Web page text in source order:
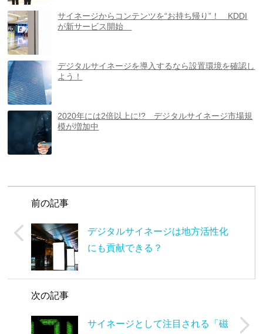
サイネージからコンテンツを“お持ち帰り”！ KDDI
が新サービス開始
デジタルサイネージを導入するなら設置環境を確認し
よう！
2020年には2倍以上に!? デジタルサイネージ市場規
模が増加中
前の記事
デジタルサイネージは地方活性化
にも貢献できる？
次の記事
サイネージとして注目される「磁